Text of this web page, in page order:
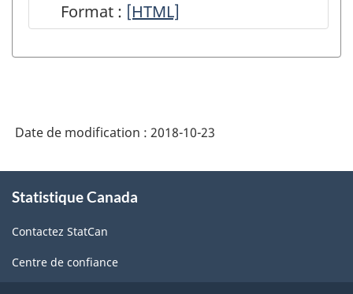
Format : Aperçu
Programme
la
statistique
des
[HTML]
Date de modification : 2018-10-23
propos
ce
site
Statistique Canada
Contactez StatCan
Centre de confiance